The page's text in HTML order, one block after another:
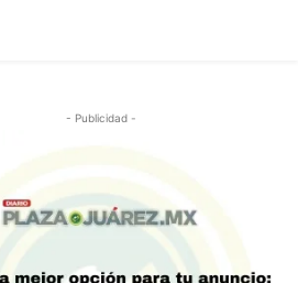
- Publicidad -